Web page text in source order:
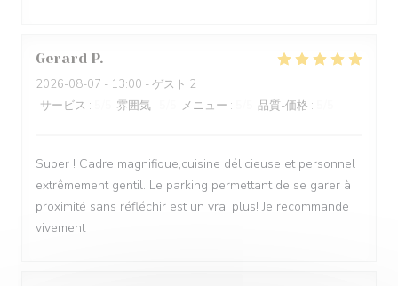
Gerard P
2026-08-07 - 13:00 - ゲスト 2
サービス : 雰囲気 : メニュー : 品質-価格 :
Super ! Cadre magnifique,cuisine délicieuse et personnel
extrêmement gentil. Le parking permettant de se garer à
proximité sans réfléchir est un vrai plus! Je recommande
vivement